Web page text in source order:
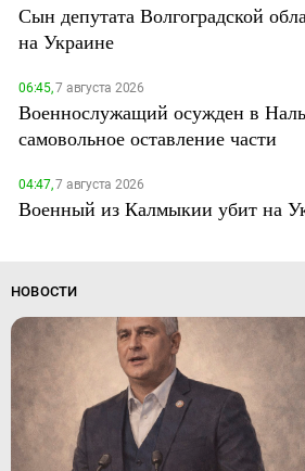
Сын депутата Волгоградской
на Украине
06:45,7 августа 2026
Военнослужащий осужден в
самовольное оставление части
04:47,7 августа 2026
Военный из Калмыкии убит на
НОВОСТИ